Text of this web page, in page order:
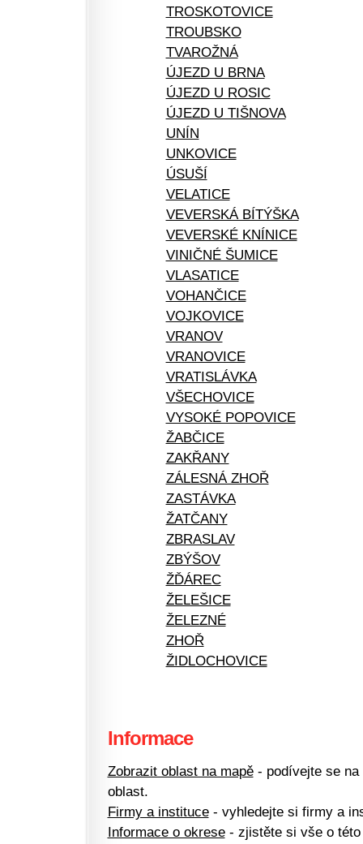
TROSKOTOVICE
TROUBSKO
TVAROŽNÁ
ÚJEZD U BRNA
ÚJEZD U ROSIC
ÚJEZD U TIŠNOVA
UNÍN
UNKOVICE
ÚSUŠÍ
VELATICE
VEVERSKÁ BÍTÝŠKA
VEVERSKÉ KNÍNICE
VINIČNÉ ŠUMICE
VLASATICE
VOHANČICE
VOJKOVICE
VRANOV
VRANOVICE
VRATISLÁVKA
VŠECHOVICE
VYSOKÉ POPOVICE
ŽABČICE
ZAKŘANY
ZÁLESNÁ ZHOŘ
ZASTÁVKA
ŽATČANY
ZBRASLAV
ZBÝŠOV
ŽĎÁREC
ŽELEŠICE
ŽELEZNÉ
ZHOŘ
ŽIDLOCHOVICE
Informace
Zobrazit oblast na mapě- podívejte se na
oblast.
Firmy a instituce- vyhledejte si firmy a
Informace o okrese- zjistěte si vše o této